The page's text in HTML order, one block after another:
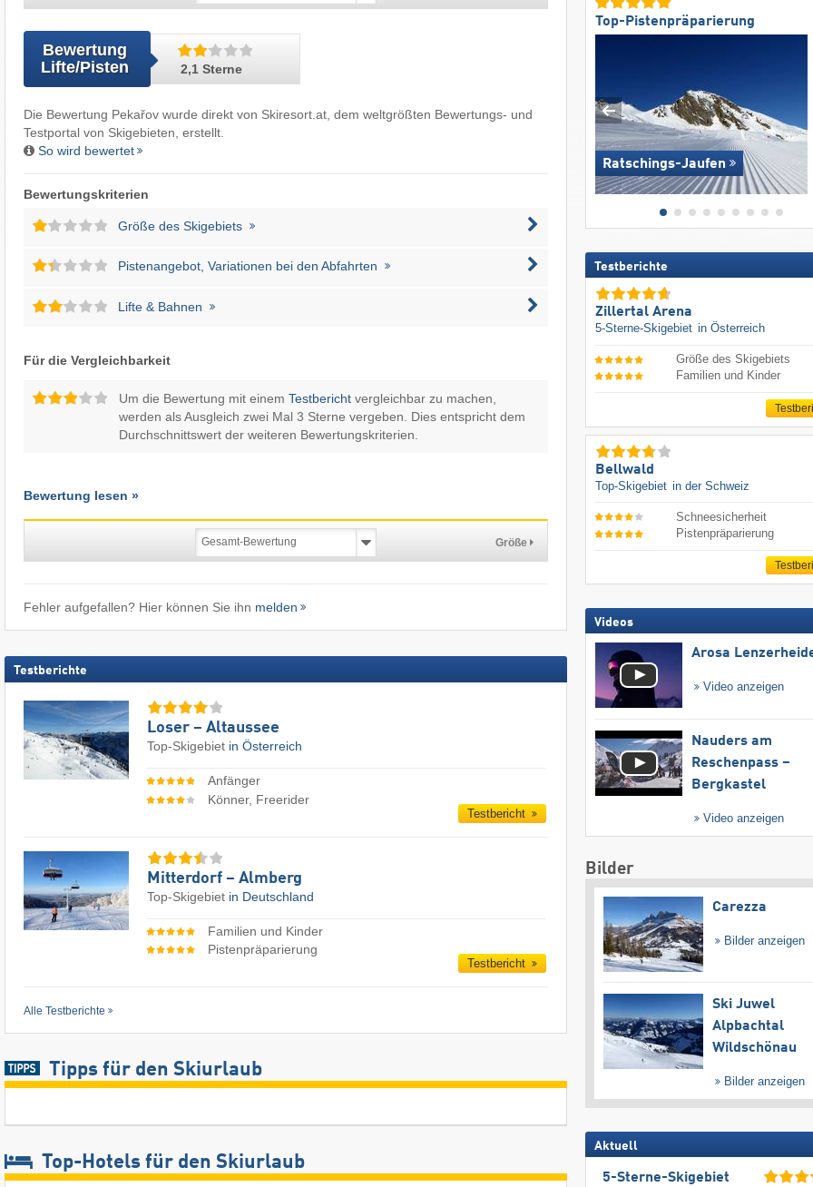
Bewertung
Lifte/Pisten
2,1 Sterne
Die Bewertung Pekařov wurde direkt von Skiresort.at, dem weltgrößten Bewertungs- und
Testportal von Skigebieten, erstellt.
So wird bewertet
Bewertungskriterien
Größe des Skigebiets
Pistenangebot, Variationen bei den Abfahrten
Lifte & Bahnen
Für die Vergleichbarkeit
Um die Bewertung mit einem Testberichtvergleichbar zu machen,
werden als Ausgleich zwei Mal 3 Sterne vergeben. Dies entspricht dem
Durchschnittswert der weiteren Bewertungskriterien.
Bewertung lesen »
Größe
Fehler aufgefallen? Hier können Sie ihn melden
Testberichte
Loser – Altaussee
Top-Skigebiet in Österreich
Anfänger
Könner, Freerider
Testbericht
Mitterdorf – Almberg
Top-Skigebiet in Deutschland
Familien und Kinder
Pistenpräparierung
Testbericht
Alle Testberichte
Tipps für den Skiurlaub
Top-Hotels für den Skiurlaub
Top-Pistenpräparierung
Ratschings-Jaufen
Testberichte
Zillertal Arena
5-Sterne-Skigebiet in Österreich
Größe des Skigebiets
Familien und Kinder
Bellwald
Top-Skigebiet in der Schweiz
Schneesicherheit
Pistenpräparierung
Videos
Arosa
Video anzeigen
Nauders am
Reschenpass –
Bergkastel
Video anzeigen
Bilder
Carezza
Bilder anzeigen
Ski Juwel
Alpbachtal
Wildschönau
Bilder anzeigen
Aktuell
5-Sterne-Skigebiet